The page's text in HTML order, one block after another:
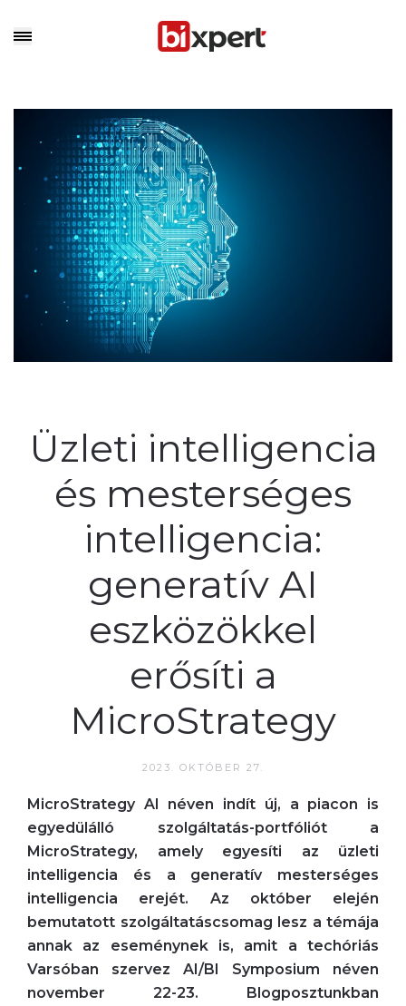
Üzleti intelligencia
és mesterséges
intelligencia:
generatív AI
eszközökkel
erősíti a
MicroStrategy
2023. OKTÓBER 27.
MicroStrategy AI néven indít új, a piacon is
egyedülálló szolgáltatás-portfóliót a
MicroStrategy, amely egyesíti az üzleti
intelligencia és a generatív mesterséges
intelligencia erejét. Az október elején
bemutatott szolgáltatáscsomag lesz a témája
annak az eseménynek is, amit a techóriás
Varsóban szervez AI/BI Symposium néven
november 22-23. Blogposztunkban